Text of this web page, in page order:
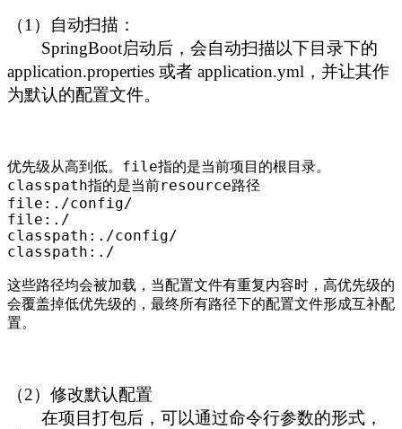
（1）自动扫描：
SpringBoot启动后，会自动扫描以下目录下的
application.properties 或者 application.yml，并让其作
为默认的配置文件。
优先级从高到低。file指的是当前项目的根目录。
classpath指的是当前resource路径
file:. /config/
file:. /
classpath:. /config/
classpath:. /
这些路径均会被加载，当配置文件有重复内容时，高优先级的
会覆盖掉低优先级的，最终所有路径下的配置文件形成互补配
置。
（2）修改默认配置
在项目打包后，可以通过命令行参数的形式，